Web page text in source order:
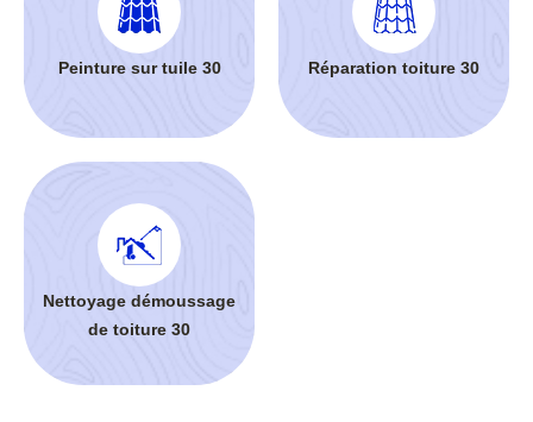
Peinture sur tuile 30 Réparation toiture 30
Nettoyage démoussage
de toiture 30